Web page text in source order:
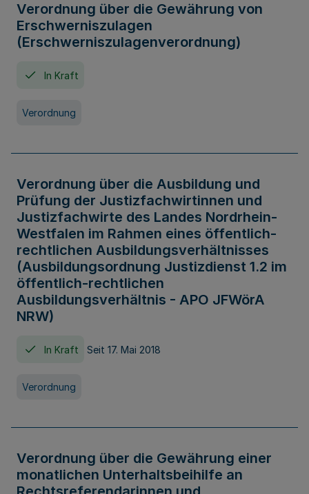
Verordnung über die Gewährung von
Erschwerniszulagen
(Erschwerniszulagenverordnung)
In Kraft
Verordnung
Verordnung über die Ausbildung und
Prüfung der Justizfachwirtinnen und
Justizfachwirte des Landes Nordrhein-
Westfalen im Rahmen eines öffentlich-
rechtlichen Ausbildungsverhältnisses
(Ausbildungsordnung Justizdienst 1.2 im
öffentlich-rechtlichen
Ausbildungsverhältnis - APO JFWörA
NRW)
In Kraft Seit 17. Mai 2018
Verordnung
Verordnung über die Gewährung einer
monatlichen Unterhaltsbeihilfe an